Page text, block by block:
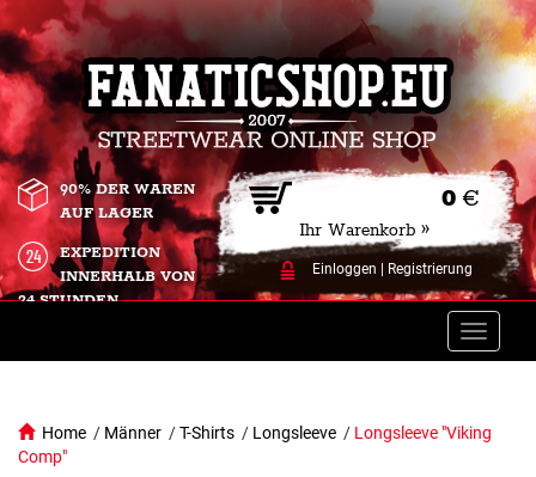
0 €
Ihr Warenkorb »
Einloggen Registrierung
90% DER WAREN
AUF LAGER
EXPEDITION
INNERHALB VON
24 STUNDEN.
Toggle
Home / Männer /T-Shirts / Longsleeve / Longsleeve "Viking
Comp"